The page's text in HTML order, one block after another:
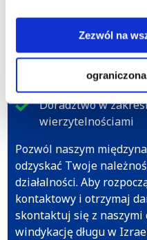
Zezwól na
Nieuregulowane
Niedostarczone
uiszczono opłatę
Nieuregulowany
Doradztwo w
wierzytelnościami
Pozwól naszym
odzyskać Twoje
działalności. Aby
kontaktowy i otrzymaj
skontaktuj się z
windykację długu w